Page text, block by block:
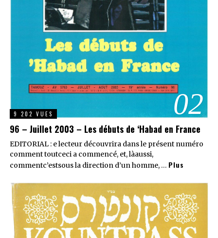
9 202 VUES 02
96 – Juillet 2003 – Les débuts de ‘Habad en France
EDITORIAL : e lecteur découvrira dans le présent numéro
comment toutceci a commencé, et, làaussi,
commentc’estsous la direction d’un homme, … Plus